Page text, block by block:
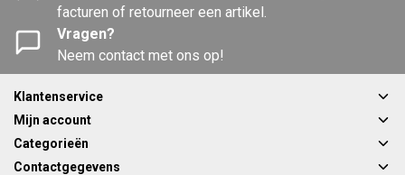
facturen of retourneer een artikel.
Vragen?
Neem contact met ons op!
Klantenservice
Mijn account
Categorieën
Contactgegevens